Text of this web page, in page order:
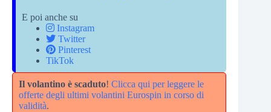
E poi anche su
Instagram
Twitter
Pinterest
TikTok
Il volantino è scaduto! Clicca qui per leggere le
offerte degli ultimi volantini Eurospin in corso di
validità.